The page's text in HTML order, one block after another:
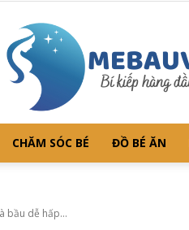
CHĂM SÓC BÉ ĐỒ BÉ ĂN
bầu dễ hấp...